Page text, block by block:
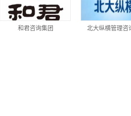
和君咨询集团 北大纵横管理咨